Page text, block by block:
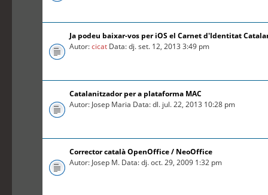
Ja podeu baixar-vos per iOS el Carnet d'Identitat
Autor:cicat Data: dj. set. 12, 2013 3:49 pm
Catalanitzador per a plataforma MAC
Autor: Josep Maria Data: dl. jul. 22, 2013 10:28 pm
Corrector català OpenOffice / NeoOffice
Autor: Josep M. Data: dj. oct. 29, 2009 1:32 pm